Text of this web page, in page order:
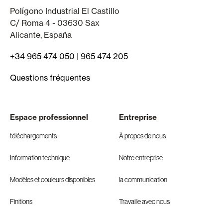
Polígono Industrial El Castillo
C/ Roma 4 - 03630 Sax
Alicante, España
+34 965 474 050 | 965 474 205
Questions fréquentes
Espace professionnel
téléchargements
Information technique
Modèles et couleurs disponibles
Finitions
Entreprise
À propos de nous
Notre entreprise
la communication
Travaille avec nous